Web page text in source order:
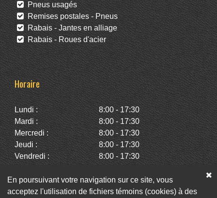
Pneus usagés
Remises postales - Pneus
Rabais - Jantes en alliage
Rabais - Roues d'acier
Horaire
Lundi :
8:00 - 17:30
Mardi :
8:00 - 17:30
Mercredi :
8:00 - 17:30
Jeudi :
8:00 - 17:30
Vendredi :
8:00 - 17:30
Dimanche :
Fermé
En poursuivant votre navigation sur ce site, vous
acceptez l'utilisation de fichiers témoins (cookies) à des